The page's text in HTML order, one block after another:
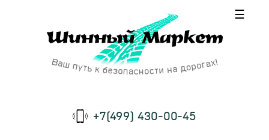
☰
+7(499) 430-00-45